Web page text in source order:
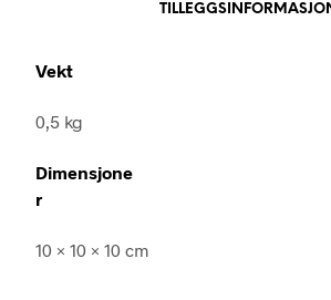
Vekt
0,5 kg
Dimensjone
r
10 × 10 × 10 cm